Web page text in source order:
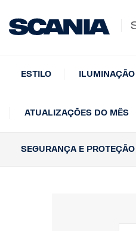
ESTILO ILUMINAÇÃO
ATUALIZAÇÕES DO MÊS
SEGURANÇA E PROTEÇÃO